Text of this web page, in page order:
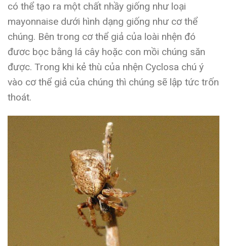
có thể tạo ra một chất nhầy giống như loại
mayonnaise dưới hình dạng giống như cơ thể
chúng. Bên trong cơ thể giả của loài nhện đó
đươc bọc bằng lá cây hoặc con mồi chúng săn
được. Trong khi kẻ thù của nhện Cyclosa chú ý
vào cơ thể giả của chúng thì chúng sẽ lập tức trốn
thoát.